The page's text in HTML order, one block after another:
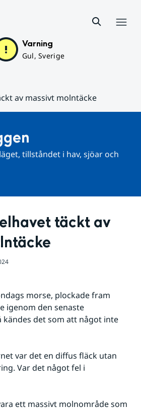
Varning
Gul, Sverige
av massivt molntäcke
tillståndet i hav, sjöar och
täckt av
morse, plockade fram
igenom den senaste
kändes det som att något inte
var det en diffus fläck utan
Var det något fel i
ett massivt molnområde som